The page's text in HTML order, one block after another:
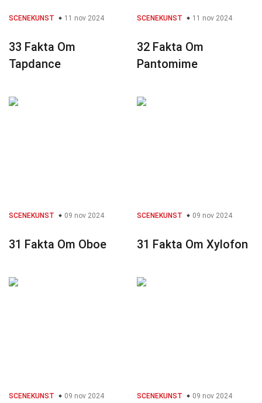
SCENEKUNST 11 nov 2024
33 Fakta Om
Tapdance
SCENEKUNST 11 nov 2024
32 Fakta Om
Pantomime
SCENEKUNST 09 nov 2024
31 Fakta Om Oboe
SCENEKUNST 09 nov 2024
31 Fakta Om Xylofon
SCENEKUNST 09 nov 2024 SCENEKUNST 09 nov 2024